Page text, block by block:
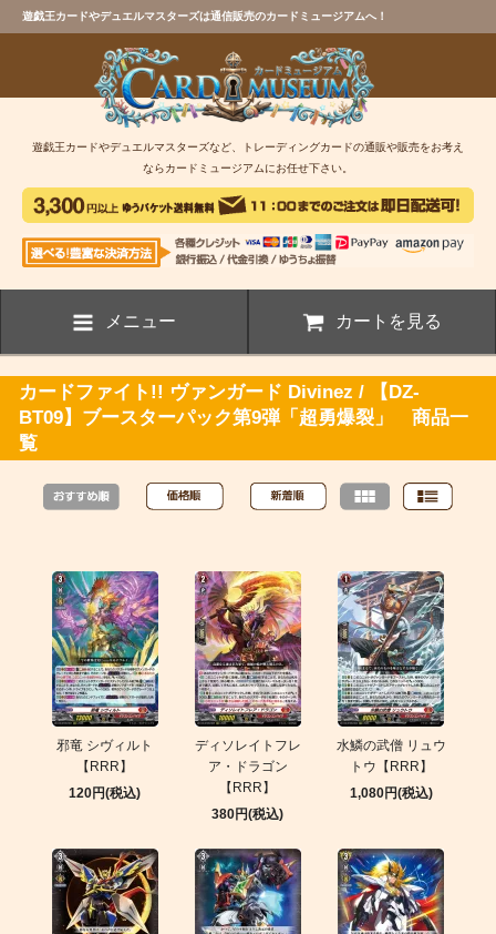
遊戯王カードやデュエルマスターズは通信販売のカードミュージアムへ！
遊戯王カードやデュエルマスターズなど、トレーディングカードの通販や販売をお考え
ならカードミュージアムにお任せ下さい。
メニュー カートを見る
カードファイト!! ヴァンガード Divinez / 【DZ-
BT09】ブースターパック第9弾「超勇爆裂」 商品一
覧
邪竜 シヴィルト
【RRR】
120円(税込)
ディソレイトフレ
ア・ドラゴン
【RRR】
380円(税込)
水鱗の武僧 リュウ
トウ【RRR】
1,080円(税込)